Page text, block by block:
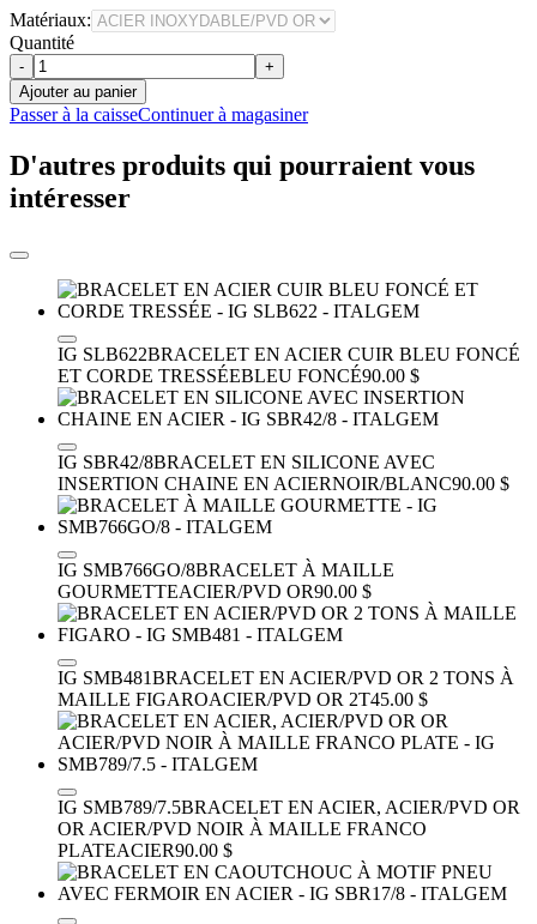
Matériaux:
Quantité
-
+
Ajouter au panier
Passer à la caisseContinuer à magasiner
D'autres produits qui pourraient vous
intéresser
IG SLB622BRACELET EN ACIER CUIR BLEU FONCÉ
ET CORDE TRESSÉEBLEU FONCÉ90.00 $
IG SBR42/8BRACELET EN SILICONE AVEC
INSERTION CHAINE EN ACIERNOIR/BLANC90.00 $
IG SMB766GO/8BRACELET À MAILLE
GOURMETTEACIER/PVD OR90.00 $
IG SMB481BRACELET EN ACIER/PVD OR 2 TONS À
MAILLE FIGAROACIER/PVD OR 2T45.00 $
IG SMB789/7.5BRACELET EN ACIER, ACIER/PVD OR
OR ACIER/PVD NOIR À MAILLE FRANCO
PLATEACIER90.00 $